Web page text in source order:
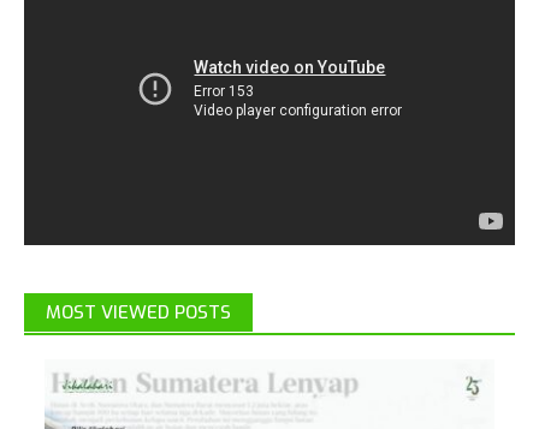
MOST VIEWED POSTS